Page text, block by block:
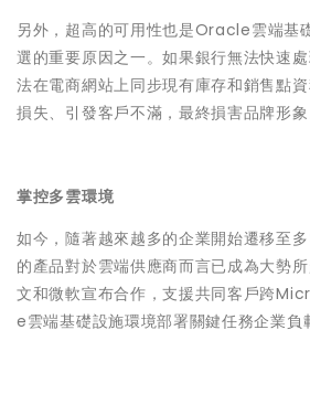
另外，超高的可用性也是Oracle雲端基
選的重要原因之一。如果銀行無法快速
法在電商網站上同步現有庫存和銷售點
損失、引發客戶不滿，最終損害品牌形象
掌控多雲環境
如今，隨著越來越多的企業開始遷移至
的產品對於雲端供應商而言已成為大勢
文和微軟宣布合作，支援共同客戶跨
e雲端基礎設施環境部署關鍵任務企業負